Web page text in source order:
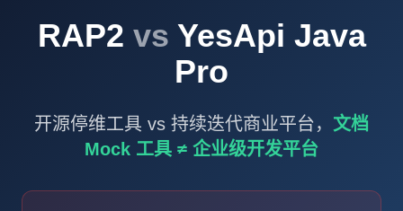
RAP2 vs YesApi Java
Pro
开源停维工具 vs 持续迭代商业平台， 文档
Mock 工具 ≠ 企业级开发平台